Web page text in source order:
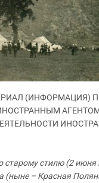
ЗАСТАВЛЯЕТ
КАВКАЗ ЗА
ИНАКОМЫСЛИЕ В
МОБИЛИЗАЦИЯ
(ИНФОРМАЦИЯ)
старому стилю (2 июня
(ныне – Красная